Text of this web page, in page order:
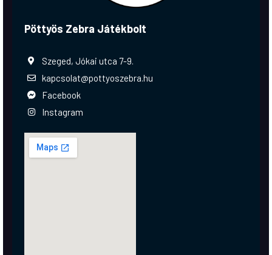
Pöttyös Zebra Játékbolt
Szeged, Jókai utca 7-9.
kapcsolat@pottyoszebra.hu
Facebook
Instagram